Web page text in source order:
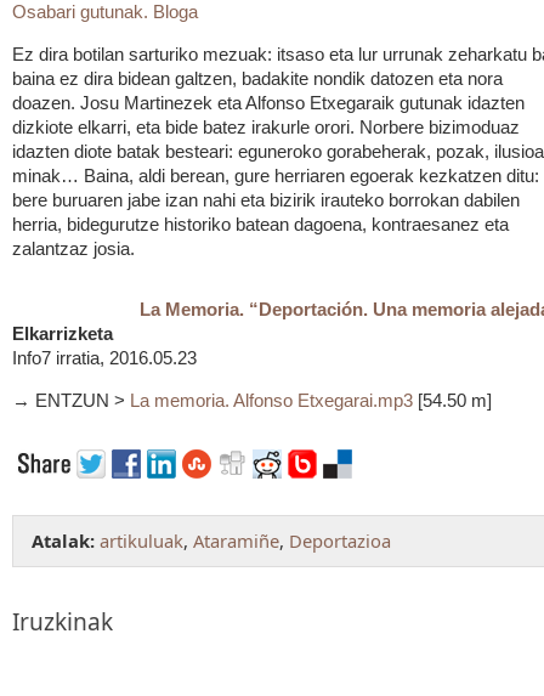
Osabari gutunak. Bloga
Ez dira botilan sarturiko mezuak: itsaso eta lur urrunak zeharkatu
baina ez dira bidean galtzen, badakite nondik datozen eta nora
doazen. Josu Martinezek eta Alfonso Etxegaraik gutunak idazten
dizkiote elkarri, eta bide batez irakurle orori. Norbere bizimoduaz
idazten diote batak besteari: eguneroko gorabeherak, pozak,
minak… Baina, aldi berean, gure herriaren egoerak kezkatzen ditu:
bere buruaren jabe izan nahi eta bizirik irauteko borrokan dabilen
herria, bidegurutze historiko batean dagoena, kontraesanez eta
zalantzaz josia.
La Memoria. “Deportación. Una memoria
Elkarrizketa
Info7 irratia, 2016.05.23
→ ENTZUN > La memoria. Alfonso Etxegarai.mp3 [54.50 m]
Atalak: artikuluak, Ataramiñe, Deportazioa
Iruzkinak